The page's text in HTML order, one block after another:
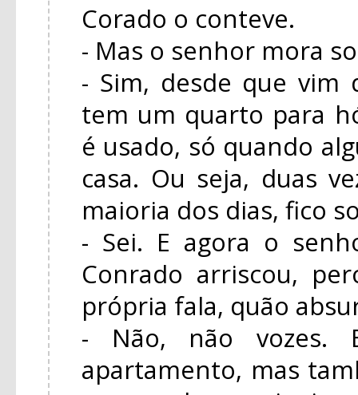
Corado o conteve.
- Mas o senhor mora
- Sim, desde que vim
tem um quarto para
é usado, só quando
casa. Ou seja, duas
maioria dos dias, fico
- Sei. E agora o
Conrado arriscou,
própria fala, quão
- Não, não vozes.
apartamento, mas